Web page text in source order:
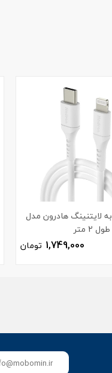
کابل USB-C به لایتنینگ هادرون مدل
1,749,000 تومان